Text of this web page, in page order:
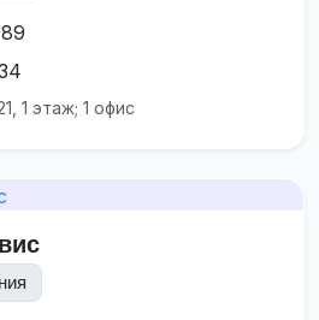
1 этаж; 1 офис